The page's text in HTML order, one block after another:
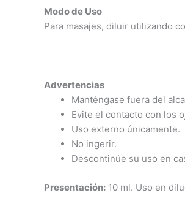
Modo de Uso
Para masajes, diluir utilizando
Advertencias
Manténgase fuera del
Evite el contacto con los
Uso externo únicamente.
No ingerir.
Descontinúe su uso en
Presentación: 10 ml. Uso en